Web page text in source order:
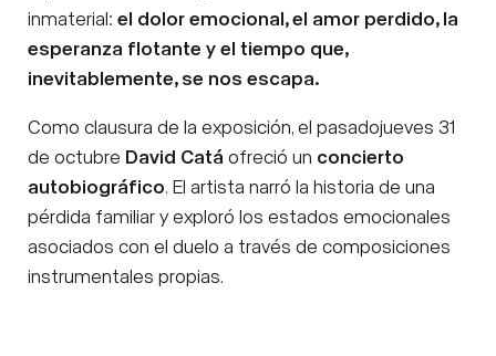
inmaterial: el dolor emocional, el amor perdido, la
esperanza flotante y el tiempo que,
inevitablemente, se nos escapa.
Como clausura de la exposición, el pasadojueves 31
de octubre David Catá ofreció un concierto
autobiográfico . El artista narró la historia de una
pérdida familiar y exploró los estados emocionales
asociados con el duelo a través de composiciones
instrumentales propias.